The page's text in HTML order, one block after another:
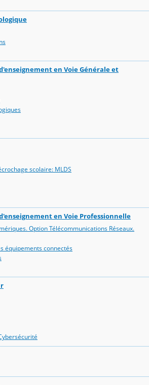
en Voie Générale et
scolaire: MLDS
en Voie Professionnelle
Option Télécommunications Réseaux.
équipements connectés